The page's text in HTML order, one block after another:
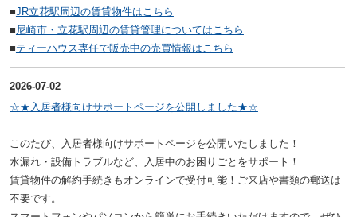
■JR立花駅周辺の賃貸物件はこちら
■ 尼崎市・立花駅周辺の賃貸管理についてはこちら
■ティーハウス専任で販売中の売買情報はこちら
2026-07-02
☆★入居者様向けサポートページを公開しました★☆
このたび、入居者様向けサポートページを公開いたしました！
水漏れ・設備トラブルなど、入居中のお困りごとをサポート！
賃貸物件の解約手続きもオンラインで受付可能！ ご来店や書類の郵送は
不要です。